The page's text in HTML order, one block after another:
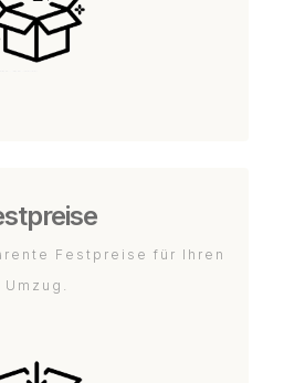
Festpreise für Ihren
Umzug.